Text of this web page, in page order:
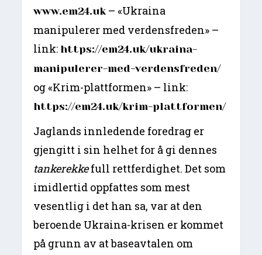
www.em24.uk– «Ukraina
manipulerer med verdensfreden» –
link: https://em24.uk/ukraina-
manipulerer-med-verdensfreden/
og «Krim-plattformen» – link:
https://em24.uk/krim-plattformen/
Jaglands innledende foredrag er
gjengitt i sin helhet for å gi dennes
tankerekkefull rettferdighet. Det som
imidlertid oppfattes som mest
vesentlig i det han sa, var at den
beroende Ukraina-krisen er kommet
på grunn av at baseavtalen om